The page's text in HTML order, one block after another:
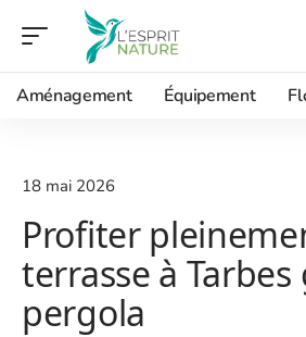
Aménagement Équipement
18 mai 2026
Profiter
terrasse à Tarbes
pergola